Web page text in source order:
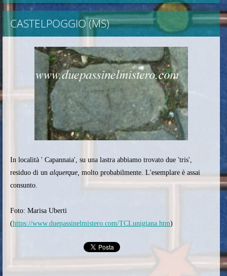
CASTELPOGGIO (MS)
In località ' Capannaia', su una lastra abbiamo trovato due 'tris',
residuo di un alquerque, molto probabilmente. L'esemplare è assai
consunto.
Foto: Marisa Uberti
(https://www.duepassinelmistero.com/TCLunigiana.htm)